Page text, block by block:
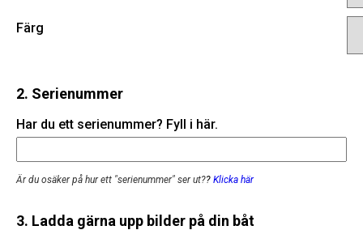
Färg
2. Serienummer
Har du ett serienummer? Fyll i här.
Är du osäker på hur ett "serienummer" ser ut?? Klicka här
3. Ladda gärna upp bilder på din båt